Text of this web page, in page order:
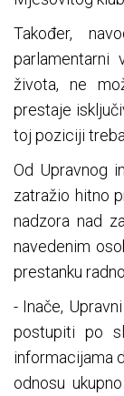
Također,
parlamentarni
života, ne
prestaje
toj poziciji
Od Upravnog
zatražio hitno
nadzora nad
navedenim
prestanku
- Inače,
postupiti po
informacijama
odnosu